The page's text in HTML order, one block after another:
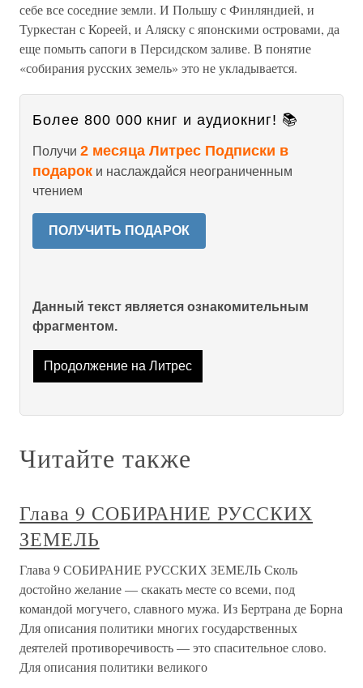
себе все соседние земли. И Польшу с Финляндией, и
Туркестан с Кореей, и Аляску с японскими островами, да
еще помыть сапоги в Персидском заливе. В понятие
«собирания русских земель» это не укладывается.
Более 800 000 книг и аудиокниг! 📚
Получи 2 месяца Литрес Подписки в
подарок и наслаждайся неограниченным
чтением
ПОЛУЧИТЬ ПОДАРОК
Данный текст является ознакомительным
фрагментом.
Продолжение на Литрес
Читайте также
Глава 9 СОБИРАНИЕ РУССКИХ
ЗЕМЕЛЬ
Глава 9 СОБИРАНИЕ РУССКИХ ЗЕМЕЛЬ Сколь
достойно желание — скакать месте со всеми, под
командой могучего, славного мужа. Из Бертрана де Борна
Для описания политики многих государственных
деятелей противоречивость — это спасительное слово.
Для описания политики великого